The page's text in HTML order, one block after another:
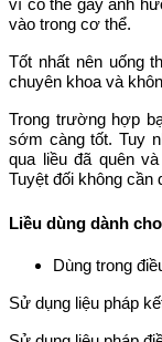
vì có thể gây ảnh
vào trong cơ thể.
Tốt nhất nên uống
chuyên khoa và
Trong trường hợp
sớm càng tốt. Tuy
qua liều đã quên
Tuyệt đối không cần
Liều dùng dành
Dùng trong
Sử dụng liệu pháp